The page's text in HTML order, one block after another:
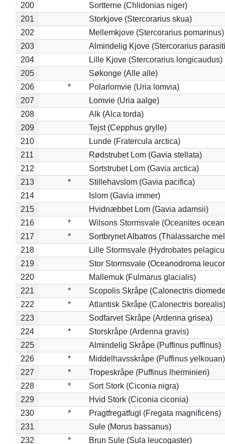
200
Sortterne (Chlidonias niger)
201
Storkjove (Stercorarius skua)
202
Mellemkjove (Stercorarius pomarinus)
203
Almindelig Kjove (Stercorarius
204
Lille Kjove (Stercorarius longicaudus)
205
Søkonge (Alle alle)
206
*
Polarlomvie (Uria lomvia)
207
Lomvie (Uria aalge)
208
Alk (Alca torda)
209
Tejst (Cepphus grylle)
210
Lunde (Fratercula arctica)
211
Rødstrubet Lom (Gavia stellata)
212
Sortstrubet Lom (Gavia arctica)
213
*
Stillehavslom (Gavia pacifica)
214
Islom (Gavia immer)
215
Hvidnæbbet Lom (Gavia adamsii)
216
*
Wilsons Stormsvale (Oceanites
217
*
Sortbrynet Albatros (Thalassarche
218
Lille Stormsvale (Hydrobates
219
Stor Stormsvale (Oceanodroma
220
Mallemuk (Fulmarus glacialis)
221
*
Scopolis Skråpe (Calonectris
222
*
Atlantisk Skråpe (Calonectris borealis)
223
Sodfarvet Skråpe (Ardenna grisea)
224
*
Storskråpe (Ardenna gravis)
225
Almindelig Skråpe (Puffinus puffinus)
226
*
Middelhavsskråpe (Puffinus yelkouan)
227
*
Tropeskråpe (Puffinus lherminieri)
228
*
Sort Stork (Ciconia nigra)
229
Hvid Stork (Ciconia ciconia)
230
*
Pragtfregatfugl (Fregata magnificens)
231
Sule (Morus bassanus)
232
* Brun Sule (Sula leucogaster)